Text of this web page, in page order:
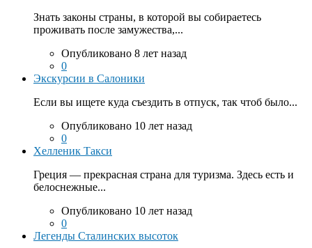
Знать законы страны, в которой вы собираетесь
проживать после замужества,...
Опубликовано 8 лет назад
0
Экскурсии в Салоники
Если вы ищете куда съездить в отпуск, так чтоб было...
Опубликовано 10 лет назад
0
Хелленик Такси
Греция — прекрасная страна для туризма. Здесь есть и
белоснежные...
Опубликовано 10 лет назад
0
Легенды Сталинских высоток